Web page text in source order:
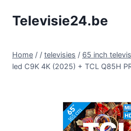
naarTelevisie24.be
Home / / televisies / 65 inch
led C9K 4K (2025) + TCL Q85H